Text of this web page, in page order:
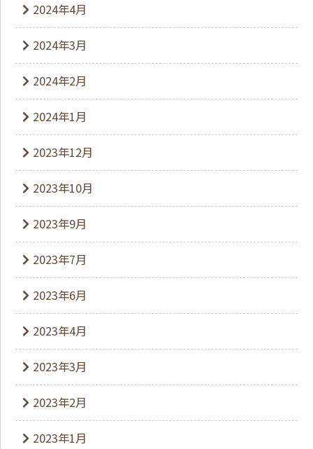
2024年4月
2024年3月
2024年2月
2024年1月
2023年12月
2023年10月
2023年9月
2023年7月
2023年6月
2023年4月
2023年3月
2023年2月
2023年1月